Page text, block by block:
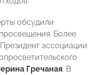
обсудили
Более
ассоциации
Гречаная. В